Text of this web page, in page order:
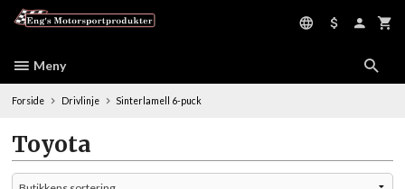
Meny
Forside Drivlinje Sinterlamell 6-puck
Toyota